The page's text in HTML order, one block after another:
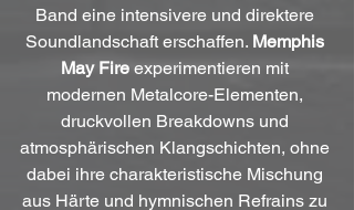
Band eine intensivere und direktere
Soundlandschaft erschaffen. Memphis
May Fire experimentieren mit
modernen Metalcore-Elementen,
druckvollen Breakdowns und
atmosphärischen Klangschichten, ohne
dabei ihre charakteristische Mischung
aus Härte und hymnischen Refrains zu